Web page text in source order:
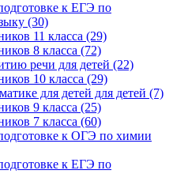
к ЕГЭ по
(30)
11 класса (29)
8 класса (72)
речи для детей (22)
10 класса (29)
для детей для детей (7)
9 класса (25)
7 класса (60)
к ОГЭ по химии
к ЕГЭ по